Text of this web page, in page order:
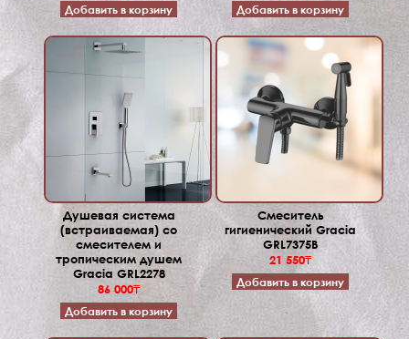
Добавить в корзину
Добавить в корзину
Душевая система
(встраиваемая) со
смесителем и
тропическим душем
Gracia GRL2278
86 000₸
Добавить в корзину
Смеситель
гигиенический Gracia
GRL7375B
21 550₸
Добавить в корзину